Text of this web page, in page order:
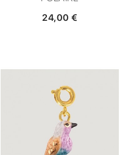
24,00 €